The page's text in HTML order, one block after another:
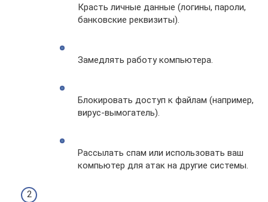
Красть личные данные (логины, пароли,
банковские реквизиты).
Замедлять работу компьютера.
Блокировать доступ к файлам (например,
вирус-вымогатель).
Рассылать спам или использовать ваш
компьютер для атак на другие системы.